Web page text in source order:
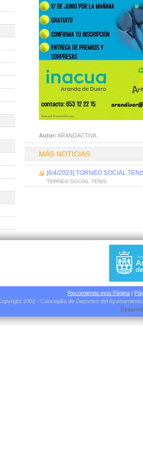
Autor: ARANDACTIVA
MÁS NOTICIAS
[6/4/2023] TORNEO SOCIAL
TORNEO SOCIAL TENIS
Recomienda esta Página |
2002 - Concejalía de Deportes del